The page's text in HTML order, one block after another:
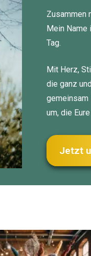
Zusammen
Mein Name
Tag.
Mit Herz,
die ganz
gemeinsam
um, die
Jetzt